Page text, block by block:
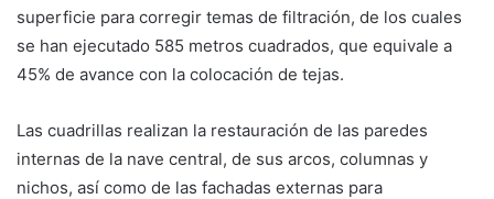
superficie para corregir temas de filtración, de los cuales
se han ejecutado 585 metros cuadrados, que equivale a
45% de avance con la colocación de tejas.
Las cuadrillas realizan la restauración de las paredes
internas de la nave central, de sus arcos, columnas y
nichos, así como de las fachadas externas para